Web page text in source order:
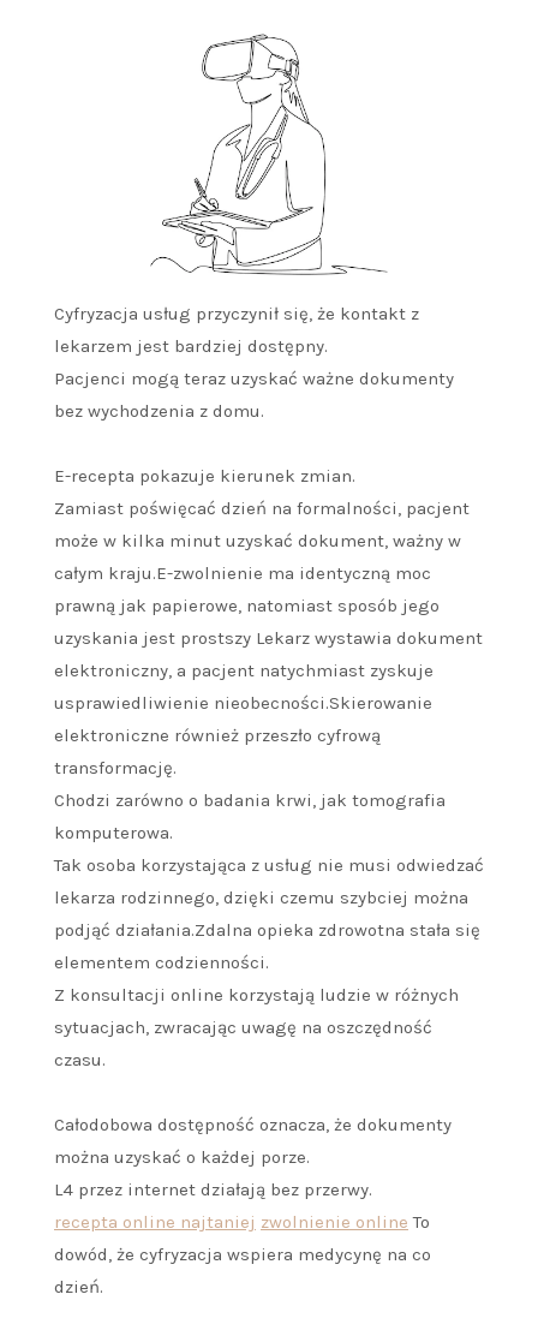
Cyfryzacja usług przyczynił się, że kontakt z
lekarzem jest bardziej dostępny.
Pacjenci mogą teraz uzyskać ważne dokumenty
bez wychodzenia z domu.
E-recepta pokazuje kierunek zmian.
Zamiast poświęcać dzień na formalności, pacjent
może w kilka minut uzyskać dokument, ważny w
całym kraju.E-zwolnienie ma identyczną moc
prawną jak papierowe, natomiast sposób jego
uzyskania jest prostszy Lekarz wystawia dokument
elektroniczny, a pacjent natychmiast zyskuje
usprawiedliwienie nieobecności.Skierowanie
elektroniczne również przeszło cyfrową
transformację.
Chodzi zarówno o badania krwi, jak tomografia
komputerowa.
Tak osoba korzystająca z usług nie musi odwiedzać
lekarza rodzinnego, dzięki czemu szybciej można
podjąć działania.Zdalna opieka zdrowotna stała się
elementem codzienności.
Z konsultacji online korzystają ludzie w różnych
sytuacjach, zwracając uwagę na oszczędność
czasu.
Całodobowa dostępność oznacza, że dokumenty
można uzyskać o każdej porze.
L4 przez internet działają bez przerwy.
recepta online najtaniej zwolnienie online To
dowód, że cyfryzacja wspiera medycynę na co
dzień.